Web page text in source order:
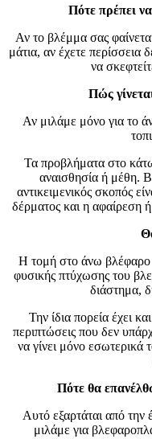
Πότε πρέπει
Αν το βλέμμα σας
μάτια, αν έχετε περίσσεια
να
Πώς
Αν μιλάμε μόνο για το
Τα προβλήματα στο
αναισθησία ή μέθη.
αντικειμενικός σκοπός
δέρματος και η αφαίρεση
Η τομή στο άνω βλέφαρο
φυσικής πτύχωσης του
διάστημα,
Την ίδια πορεία έχει
περιπτώσεις που δεν
να γίνει μόνο εσωτερικά
Πότε θα
Αυτό εξαρτάται από την
μιλάμε για